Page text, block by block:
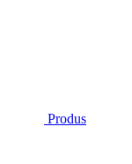
Produs